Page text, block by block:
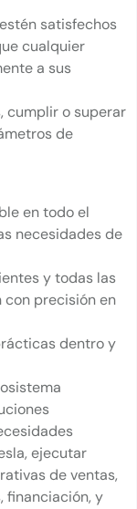
satisfechos
cualquier
a sus
cumplir o superar
de
en todo el
necesidades de
y todas las
con precisión en
dentro y
ejecutar
de ventas,
financiación, y